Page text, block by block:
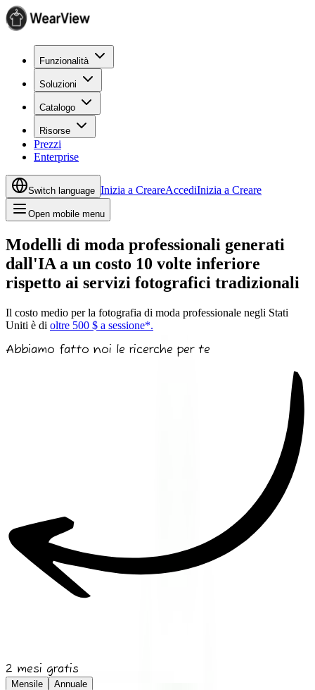
Funzionalità
Soluzioni
Catalogo
Risorse
Prezzi
Enterprise
Switch language Inizia a CreareAccediInizia a Creare
Open mobile menu
Modelli di moda professionali generati
dall'IA a un costo 10 volte inferiore
rispetto ai servizi fotografici tradizionali
Il costo medio per la fotografia di moda professionale negli Stati
Uniti è di oltre 500 $ a sessione*.
Abbiamo fatto noi le ricerche per te
2 mesi gratis
Mensile Annuale